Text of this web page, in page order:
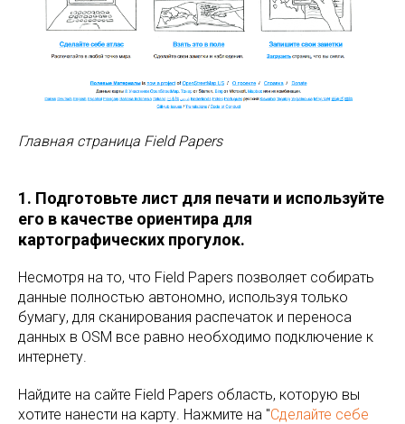
Главная страница Field Papers
1. Подготовьте лист для печати и используйте
его в качестве ориентира для
картографических прогулок.
Несмотря на то, что Field Papers позволяет собирать
данные полностью автономно, используя только
бумагу, для сканирования распечаток и переноса
данных в OSM все равно необходимо подключение к
интернету.
Найдите на сайте Field Papers область, которую вы
хотите нанести на карту. Нажмите на "Сделайте себе